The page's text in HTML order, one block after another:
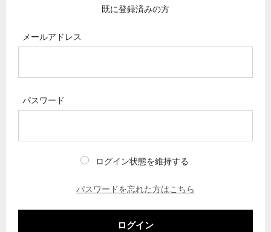
既に登録済みの方
メールアドレス
パスワード
ログイン状態を維持する
パスワードを忘れた方はこちら
ログイン